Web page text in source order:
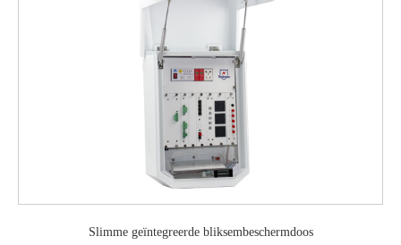
Slimme geïntegreerde bliksembeschermdoos